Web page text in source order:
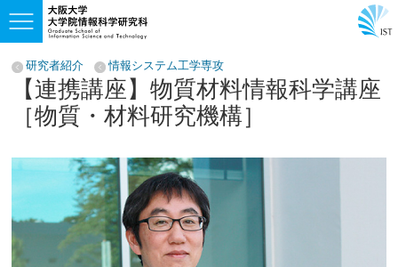
研究者紹介 情報システム工学専攻
【連携講座】物質材料情報科学講座
［物質・材料研究機構］